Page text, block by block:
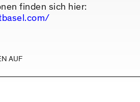
finden sich hier:
AUF